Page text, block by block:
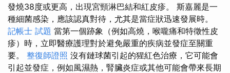
發燒38度或更高，出現宮頸淋巴結和紅皮疹。 斯嘉麗是一
種細菌感染，應該認真對待，尤其是當症狀迅速發展時。
記帳士 試題 當第一個跡象（例如高燒，喉嚨痛和特徵性皮
疹）時，立即醫療護理對於避免嚴重的疾病並發症至關重
要。 整復師證照 沒有鏈球菌引起的猩紅色治療，它可能會
引起並發症，例如風濕熱，腎臟炎症或其他可能會帶來長期